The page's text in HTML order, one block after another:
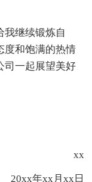
我继续锻炼自
度和饱满的热情
司一起展望美好
xx
20xx年xx月xx日